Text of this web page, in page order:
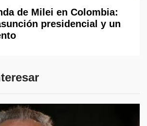
de Milei en Colombia:
presidencial y un